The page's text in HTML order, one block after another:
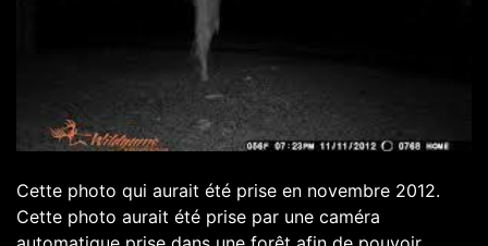
Cette photo qui aurait été prise en novembre 2012.
Cette photo aurait été prise par une caméra